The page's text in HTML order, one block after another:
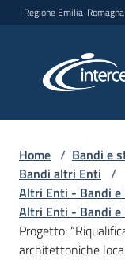
Vai al contenuto
Vai alla navigazione
Vai al footer
Regione Emilia-Romagna
L'Agenzia
Home / Bandi e
Bandi altri Enti /
Altri Enti - Bandi e
Altri Enti - Bandi e
Progetto:
architettoniche